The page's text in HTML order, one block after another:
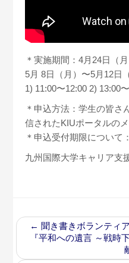
＊実施期間：4月24日（
5月 8日（月）〜5月12日
1) 11:00〜12:00 2) 13:00
＊申込方法：学生の皆さ
信されたKIUポータルの
＊申込受付期限について
九州国際大学キャリア支
← 聞き書きボランティ
『平和への遺言 ～戦時